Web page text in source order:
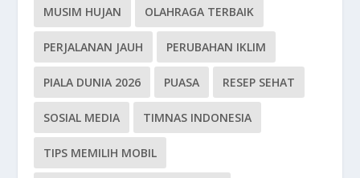
MUSIM HUJAN OLAHRAGA TERBAIK
PERJALANAN JAUH PERUBAHAN IKLIM
PIALA DUNIA 2026 PUASA RESEP SEHAT
SOSIAL MEDIA TIMNAS INDONESIA
TIPS MEMILIH MOBIL